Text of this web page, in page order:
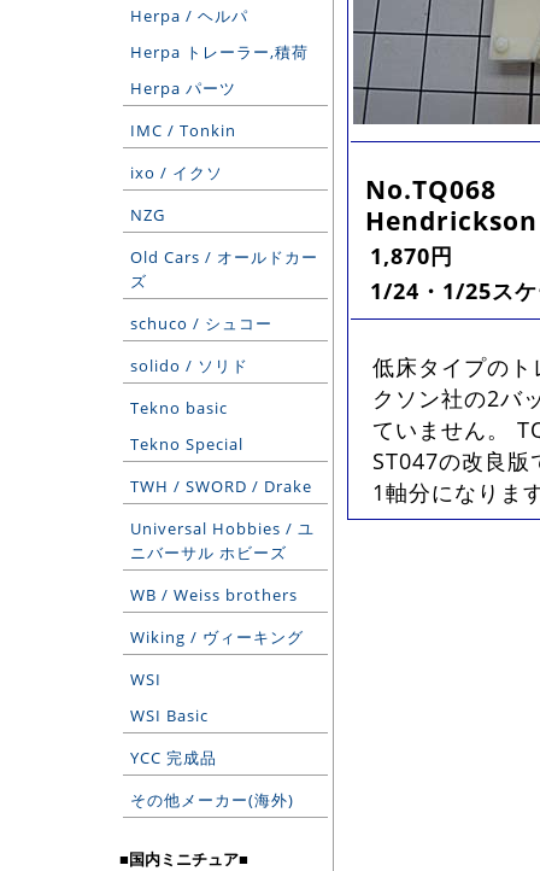
Herpa / ヘルパ
Herpa トレーラー,積荷
Herpa パーツ
IMC / Tonkin
ixo / イクソ
NZG
Old Cars / オールドカー
ズ
schuco / シュコー
solido / ソリド
Tekno basic
Tekno Special
TWH / SWORD / Drake
Universal Hobbies / ユ
ニバーサル ホビーズ
WB / Weiss brothers
Wiking / ヴィーキング
WSI
WSI Basic
YCC 完成品
その他メーカー(海外)
■国内ミニチュア■
No.TQ068
1,870円
1/24・1/25ス
低床タイプの
クソン社の2バ
ていません。
ST047の改良版
1軸分になりま